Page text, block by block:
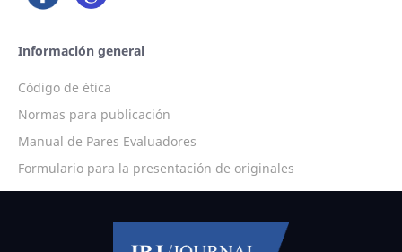
Información general
Código de ética
Normas para publicación
Manual de Pares Evaluadores
Formulario para la presentación de originales